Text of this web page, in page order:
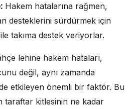
Hakem hatalarına rağmen,
desteklerini sürdürmek için
takıma destek veriyorlar.
lehine hakem hataları,
değil, aynı zamanda
etkileyen önemli bir faktör. Bu
taraftar kitlesinin ne kadar